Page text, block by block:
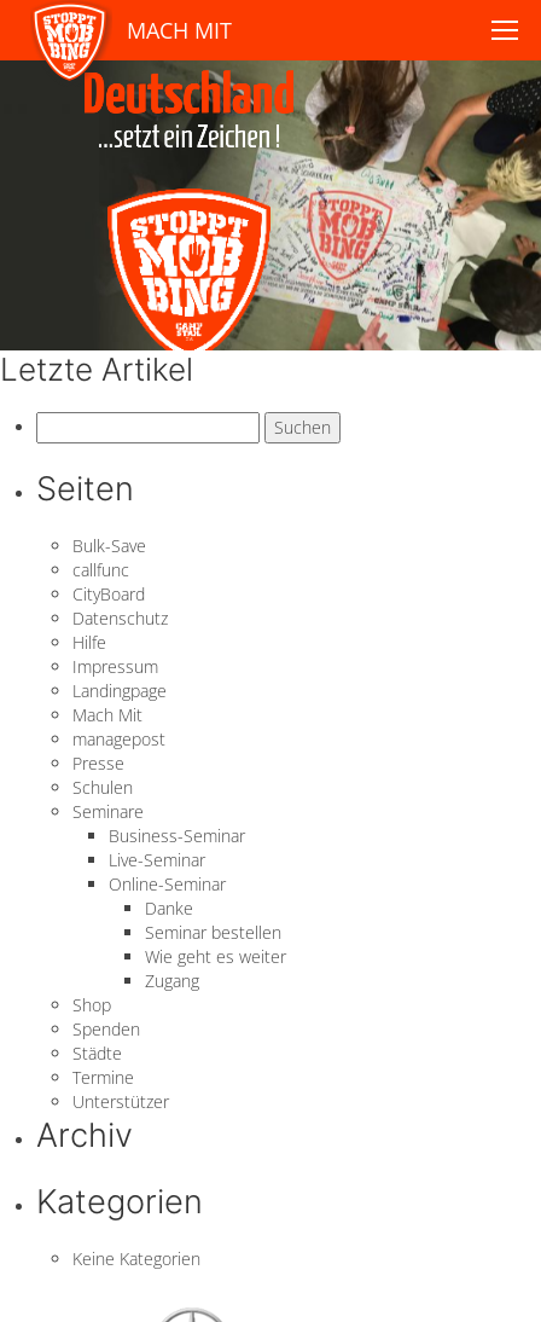
MACH MIT
Letzte Artikel
nach:
Seiten
Bulk-Save
callfunc
CityBoard
Datenschutz
Hilfe
Impressum
Landingpage
Mach Mit
managepost
Presse
Schulen
Seminare
Business-Seminar
Live-Seminar
Online-Seminar
Danke
Seminar bestellen
Wie geht es weiter
Zugang
Shop
Spenden
Städte
Termine
Unterstützer
Archiv
Kategorien
Keine Kategorien